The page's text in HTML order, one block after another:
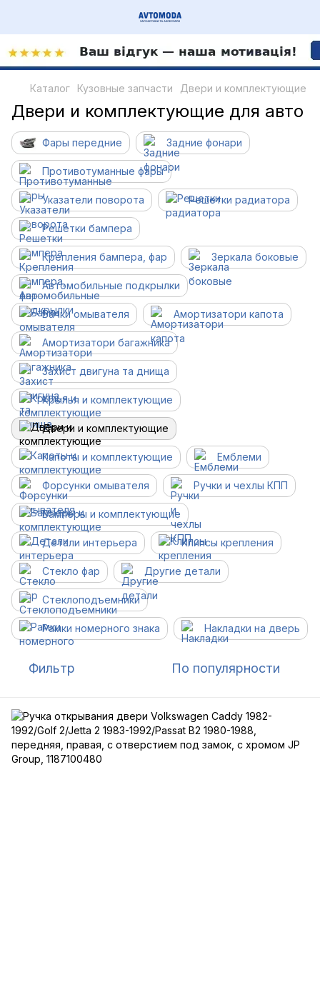
Каталог Кузовные запчасти Двери и комплектующие
Двери и комплектующие для авто
Фары передние Задние фонари
Противотуманные фары
Указатели поворота Решетки радиатора
Решетки бампера
Крепления бампера, фар Зеркала боковые
Автомобильные подкрылки
Бачки омывателя Амортизатори капота
Амортизатори багажника
Захист двигуна та днища
Крылья и комплектующие
Двери и комплектующие
Капоты и комплектующие Емблеми
Форсунки омывателя Ручки и чехлы КПП
Бамперы и комплектующие
Детали интерьера Клипсы крепления
Стекло фар Другие детали
Cтеклоподъемники
Рамки номерного знака Накладки на дверь
Фильтр По популярности